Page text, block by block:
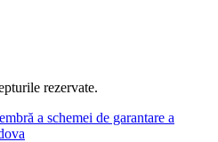
rezervate.
a schemei de garantare a